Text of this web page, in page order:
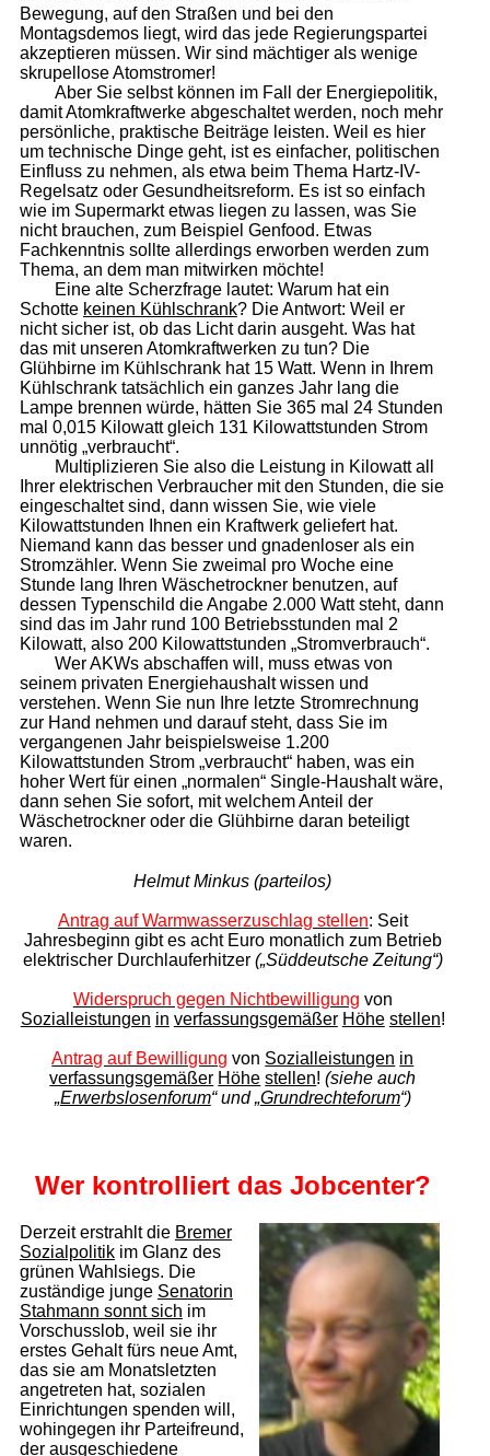
Bewegung, auf den Straßen und bei den
Montagsdemos liegt, wird das jede Regierungspartei
akzeptieren müssen. Wir sind mächtiger als wenige
skrupellose Atomstromer!
Aber Sie selbst können im Fall der Energiepolitik,
damit Atomkraftwerke abgeschaltet werden, noch mehr
persönliche, praktische Beiträge leisten. Weil es hier
um technische Dinge geht, ist es einfacher, politischen
Einfluss zu nehmen, als etwa beim Thema Hartz-IV-
Regelsatz oder Gesundheitsreform. Es ist so einfach
wie im Supermarkt etwas liegen zu lassen, was Sie
nicht brauchen, zum Beispiel Genfood. Etwas
Fachkenntnis sollte allerdings erworben werden zum
Thema, an dem man mitwirken möchte!
Eine alte Scherzfrage lautet: Warum hat ein
Schotte keinen Kühlschrank? Die Antwort: Weil er
nicht sicher ist, ob das Licht darin ausgeht. Was hat
das mit unseren Atomkraftwerken zu tun? Die
Glühbirne im Kühlschrank hat 15 Watt. Wenn in Ihrem
Kühlschrank tatsächlich ein ganzes Jahr lang die
Lampe brennen würde, hätten Sie 365 mal 24 Stunden
mal 0,015 Kilowatt gleich 131 Kilowattstunden Strom
unnötig „verbraucht“.
Multiplizieren Sie also die Leistung in Kilowatt all
Ihrer elektrischen Verbraucher mit den Stunden, die sie
eingeschaltet sind, dann wissen Sie, wie viele
Kilowattstunden Ihnen ein Kraftwerk geliefert hat.
Niemand kann das besser und gnadenloser als ein
Stromzähler. Wenn Sie zweimal pro Woche eine
Stunde lang Ihren Wäschetrockner benutzen, auf
dessen Typenschild die Angabe 2.000 Watt steht, dann
sind das im Jahr rund 100 Betriebsstunden mal 2
Kilowatt, also 200 Kilowattstunden „Stromverbrauch“.
Wer AKWs abschaffen will, muss etwas von
seinem privaten Energiehaushalt wissen und
verstehen. Wenn Sie nun Ihre letzte Stromrechnung
zur Hand nehmen und darauf steht, dass Sie im
vergangenen Jahr beispielsweise 1.200
Kilowattstunden Strom „verbraucht“ haben, was ein
hoher Wert für einen „normalen“ Single-Haushalt wäre,
dann sehen Sie sofort, mit welchem Anteil der
Wäschetrockner oder die Glühbirne daran beteiligt
waren.
Helmut Minkus (parteilos)
Antrag auf Warmwasserzuschlag stellen: Seit
Jahresbeginn gibt es acht Euro monatlich zum Betrieb
elektrischer Durchlauferhitzer („Süddeutsche Zeitung“)
Widerspruch gegen Nichtbewilligung von
Sozialleistungen in verfassungsgemäßer Höhe stellen!
Antrag auf Bewilligung von Sozialleistungen in
verfassungsgemäßer Höhe stellen!(siehe auch
„Erwerbslosenforum“ und „Grundrechteforum“)
Wer kontrolliert das Jobcenter?
Derzeit erstrahlt die Bremer
Sozialpolitikim Glanz des
grünen Wahlsiegs. Die
zuständige junge Sena­torin
Stahmann sonnt sich im
Vorschusslob, weil sie ihr
erstes Gehalt fürs neue Amt,
das sie am Monatsletzten
angetreten hat, sozialen
Einrichtungen spenden will,
wohingegen ihr Parteifreund,
der ausgeschiedene